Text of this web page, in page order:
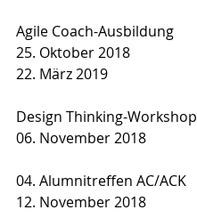
Agile Coach-Ausbildung
25. Oktober 2018
22. März 2019
Design Thinking-Workshop
06. November 2018
04. Alumnitreffen AC/ACK
12. November 2018